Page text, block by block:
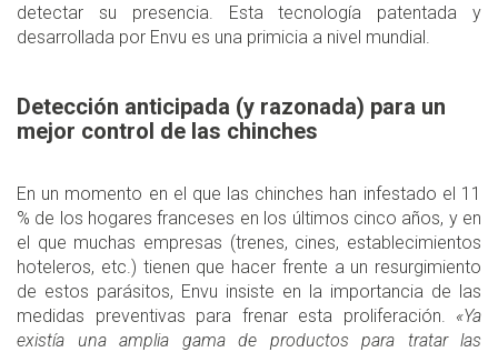
detectar su presencia. Esta tecnología patentada y
desarrollada por Envu es una primicia a nivel mundial.
Detección anticipada (y razonada) para un
mejor control de las chinches
En un momento en el que las chinches han infestado el 11
% de los hogares franceses en los últimos cinco años, y en
el que muchas empresas (trenes, cines, establecimientos
hoteleros, etc.) tienen que hacer frente a un resurgimiento
de estos parásitos, Envu insiste en la importancia de las
medidas preventivas para frenar esta proliferación. «Ya
existía una amplia gama de productos para tratar las